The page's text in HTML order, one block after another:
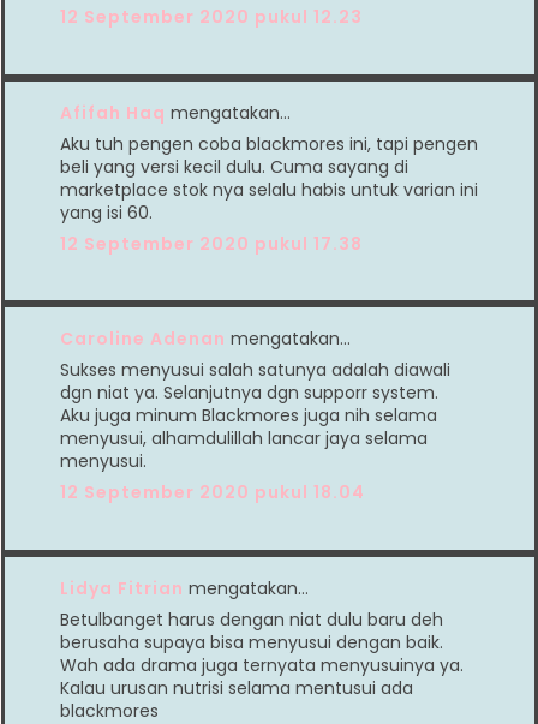
12 September 2020 pukul 12.23
Afifah Haq mengatakan…
Aku tuh pengen coba blackmores ini, tapi pengen
beli yang versi kecil dulu. Cuma sayang di
marketplace stok nya selalu habis untuk varian ini
yang isi 60.
12 September 2020 pukul 17.38
Caroline Adenan mengatakan…
Sukses menyusui salah satunya adalah diawali
dgn niat ya. Selanjutnya dgn supporr system.
Aku juga minum Blackmores juga nih selama
menyusui, alhamdulillah lancar jaya selama
menyusui.
12 September 2020 pukul 18.04
Lidya Fitrian mengatakan…
Betulbanget harus dengan niat dulu baru deh
berusaha supaya bisa menyusui dengan baik.
Wah ada drama juga ternyata menyusuinya ya.
Kalau urusan nutrisi selama mentusui ada
blackmores